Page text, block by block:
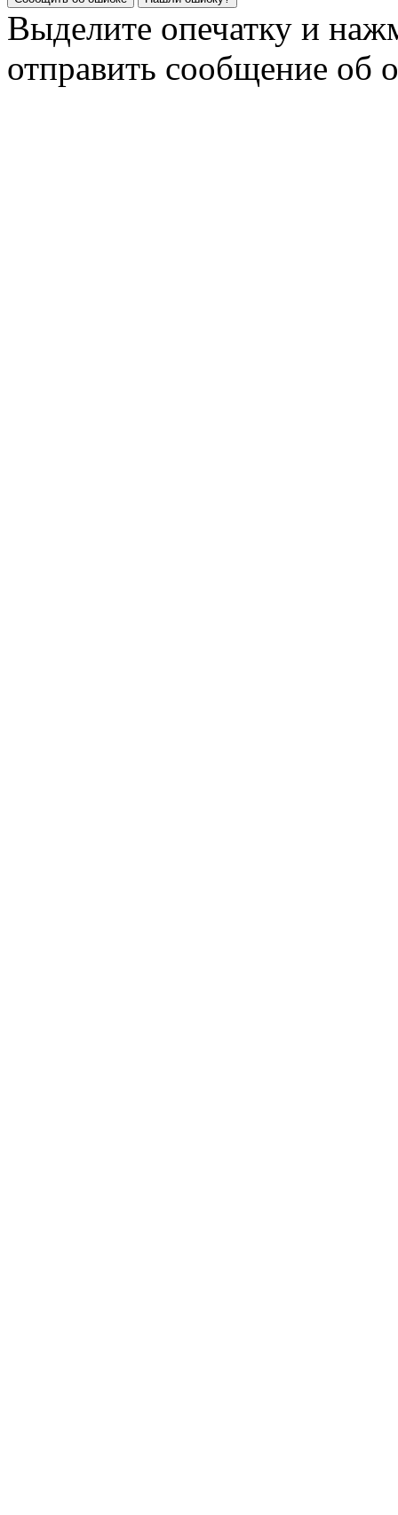
Выделите опечатку и
отправить сообщение об